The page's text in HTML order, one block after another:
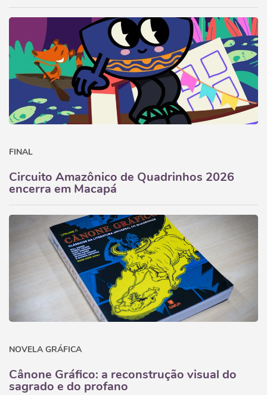
FINAL
Circuito Amazônico de Quadrinhos 2026
encerra em Macapá
NOVELA GRÁFICA
Cânone Gráfico: a reconstrução visual do
sagrado e do profano